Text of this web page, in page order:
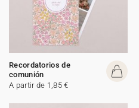
Recordatorios de
comunión
A partir de 1,85 €